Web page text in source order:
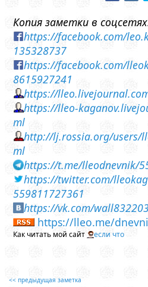
Копия заметки в
https://facebook.com/
135328737
https://facebook.com/
8615927241
https://
https://lleo-
ml
http://lj.rossia.org/users/
ml
https://t.me/lleodnevnik/
https://twitter.com/
559811727361
https://vk.com/
https://lleo.me/
Как читать мой сайт если что
<< предыдущая заметка